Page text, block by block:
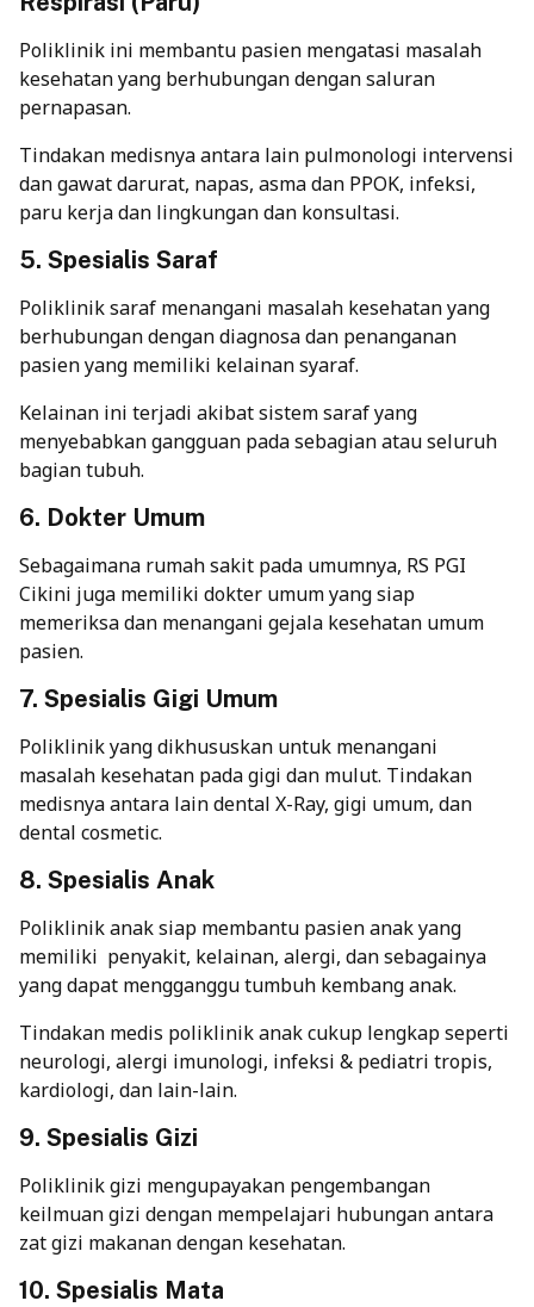
Poliklinik ini membantu pasien mengatasi masalah
kesehatan yang berhubungan dengan saluran
pernapasan.
Tindakan medisnya antara lain pulmonologi intervensi
dan gawat darurat, napas, asma dan PPOK, infeksi,
paru kerja dan lingkungan dan konsultasi.
5. Spesialis Saraf
Poliklinik saraf menangani masalah kesehatan yang
berhubungan dengan diagnosa dan penanganan
pasien yang memiliki kelainan syaraf.
Kelainan ini terjadi akibat sistem saraf yang
menyebabkan gangguan pada sebagian atau seluruh
bagian tubuh.
6. Dokter Umum
Sebagaimana rumah sakit pada umumnya, RS PGI
Cikini juga memiliki dokter umum yang siap
memeriksa dan menangani gejala kesehatan umum
pasien.
7. Spesialis Gigi Umum
Poliklinik yang dikhususkan untuk menangani
masalah kesehatan pada gigi dan mulut. Tindakan
medisnya antara lain dental X-Ray, gigi umum, dan
dental cosmetic.
8. Spesialis Anak
Poliklinik anak siap membantu pasien anak yang
memiliki penyakit, kelainan, alergi, dan sebagainya
yang dapat mengganggu tumbuh kembang anak.
Tindakan medis poliklinik anak cukup lengkap seperti
neurologi, alergi imunologi, infeksi & pediatri tropis,
kardiologi, dan lain-lain.
9. Spesialis Gizi
Poliklinik gizi mengupayakan pengembangan
keilmuan gizi dengan mempelajari hubungan antara
zat gizi makanan dengan kesehatan.
10. Spesialis Mata